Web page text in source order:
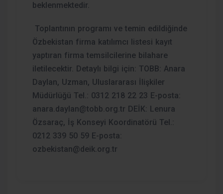
beklenmektedir.
Toplantının programı ve temin edildiğinde
Özbekistan firma katılımcı listesi kayıt
yaptıran firma temsilcilerine bilahare
iletilecektir. Detaylı bilgi için: TOBB: Anara
Daylan, Uzman, Uluslararası İlişkiler
Müdürlüğü Tel.: 0312 218 22 23 E-posta:
anara.daylan@tobb.org.tr DEİK: Lenura
Özsaraç, İş Konseyi Koordinatörü Tel.:
0212 339 50 59 E-posta:
ozbekistan@deik.org.tr